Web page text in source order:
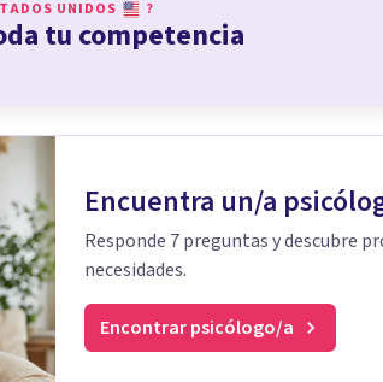
UNIDOS ?
tu competencia
Encuentra un/a
Responde 7 preguntas y descubre
necesidades.
Encontrar psicólogo/a